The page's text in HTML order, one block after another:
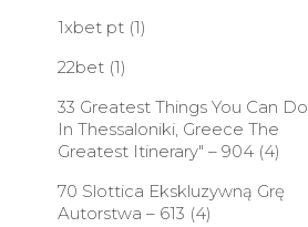
1xbet pt(1)
22bet(1)
33 Greatest Things You Can Do
In Thessaloniki, Greece The
Greatest Itinerary" – 904(4)
70 Slottica Ekskluzywną Grę
Autorstwa – 613 (4)